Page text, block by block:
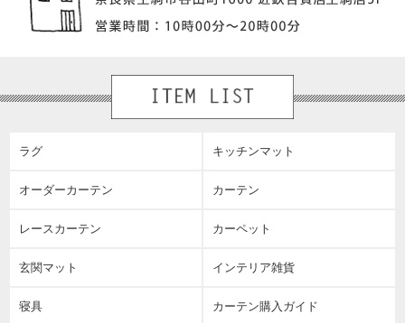
ラグ キッチンマット
オーダーカーテン カーテン
レースカーテン カーペット
玄関マット インテリア雑貨
寝具 カーテン購入ガイド